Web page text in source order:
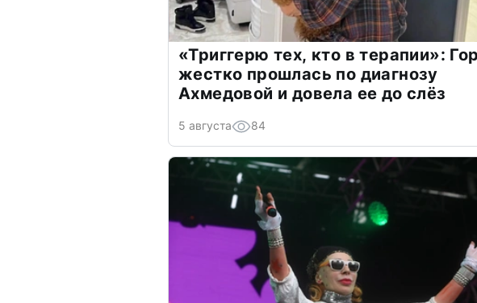
«Триггерю тех, кто в терапии»:
жестко прошлась по диагнозу
Ахмедовой и довела ее до слёз
5 августа 84